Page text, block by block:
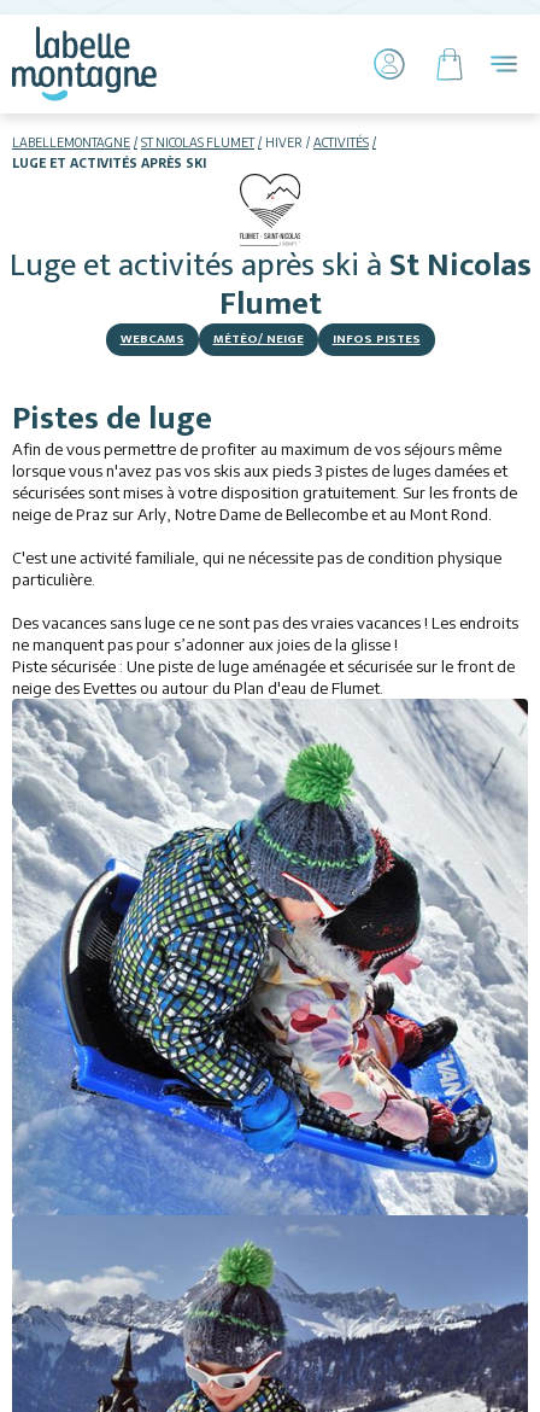
LABELLEMONTAGNE ST NICOLAS FLUMET HIVER
ACTIVITÉS
LUGE ET ACTIVITÉS APRÈS SKI
Luge et activités après ski àSt Nicolas
Flumet
WEBCAMS MÉTÉO/ NEIGE INFOS PISTES
Skier
Hébergements
Restaurants
Activités
Services
Animations
Pistes de luge
Afin de vous permettre de profiter au maximum de vos séjours même
lorsque vous n'avez pas vos skis aux pieds 3 pistes de luges damées et
sécurisées sont mises à votre disposition gratuitement. Sur les fronts de
neige de Praz sur Arly, Notre Dame de Bellecombe et au Mont Rond.
C'est une activité familiale, qui ne nécessite pas de condition physique
particulière.
Des vacances sans luge ce ne sont pas des vraies vacances ! Les endroits
ne manquent pas pour s’adonner aux joies de la glisse !
Piste sécurisée : Une piste de luge aménagée et sécurisée sur le front de
neige des Evettes ou autour du Plan d'eau de Flumet.